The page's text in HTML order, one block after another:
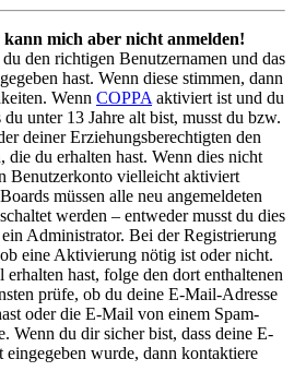
mich aber nicht anmelden!
den richtigen Benutzernamen und das
hast. Wenn diese stimmen, dann
Wenn COPPA aktiviert ist und du
du unter 13 Jahre alt bist, musst du bzw.
deiner Erziehungsberechtigten den
die du erhalten hast. Wenn dies nicht
Benutzerkonto vielleicht aktiviert
müssen alle neu angemeldeten
werden – entweder musst du dies
Administrator. Bei der Registrierung
eine Aktivierung nötig ist oder nicht.
hast, folge den dort enthaltenen
prüfe, ob du deine E-Mail-Adresse
oder die E-Mail von einem Spam-
Wenn du dir sicher bist, dass deine E-
wurde, dann kontaktiere